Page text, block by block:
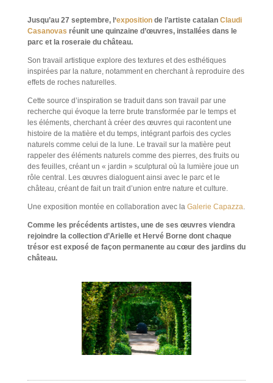
Jusqu’au 27 septembre, l ‘exposition de l’artiste catalan Claudi
Casanovas réunit une quinzaine d’œuvres, installées dans le
parc et la roseraie du château.
Son travail artistique explore des textures et des esthétiques
inspirées par la nature, notamment en cherchant à reproduire des
effets de roches naturelles.
Cette source d’inspiration se traduit dans son travail par une
recherche qui évoque la terre brute transformée par le temps et
les éléments, cherchant à créer des œuvres qui racontent une
histoire de la matière et du temps, intégrant parfois des cycles
naturels comme celui de la lune. Le travail sur la matière peut
rappeler des éléments naturels comme des pierres, des fruits ou
des feuilles, créant un « jardin » sculptural où la lumière joue un
rôle central. Les œuvres dialoguent ainsi avec le parc et le
château, créant de fait un trait d’union entre nature et culture.
Une exposition montée en collaboration avec la Galerie Capazza.
Comme les précédents artistes, une de ses œuvres viendra
rejoindre la collection d’Arielle et Hervé Borne dont chaque
trésor est exposé de façon permanente au cœur des jardins du
château.